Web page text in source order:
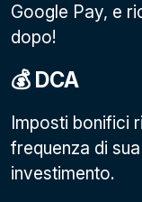
Google Pay, e
dopo!
💰 DCA
Imposti bonifici
frequenza di
investimento.